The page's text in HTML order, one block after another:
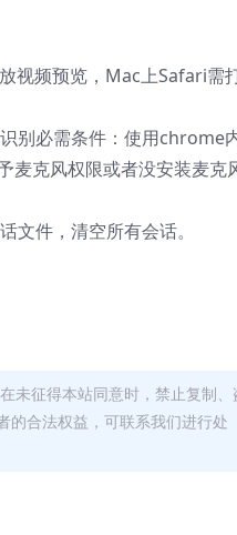
视频预览，Mac上Safari需
别必需条件：使用chrome
麦克风权限或者没安装麦克
文件，清空所有会话。
未征得本站同意时，禁止复制、
的合法权益，可联系我们进行处